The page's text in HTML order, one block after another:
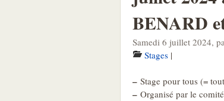
BENARD
Samedi 6 juillet 2024,
Stages |
– Stage pour tous (=
– Organisé par le